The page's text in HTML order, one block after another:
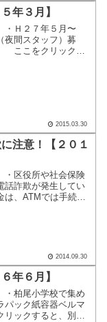
年３月】
Ｈ２７年５月〜
夜間スタッフ）募
こをクリックす
2015.03.30
注意！【２０１
区役所や社会保険
話詐欺が発生してい
、ATMでは手続き
2014.09.30
年６月】
柏尾小学校で集め
パック紙容器ベルマ
ックすると、別画